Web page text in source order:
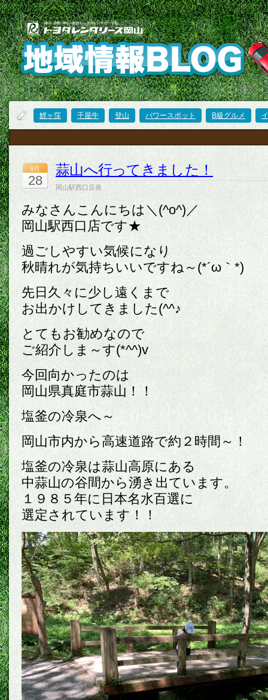
鯉ヶ窪 千屋牛 登山 パワースポット B級グルメ
9月
28
蒜山へ行ってきました！
岡山駅西口店発
みなさんこんにちは＼(^o^)／
岡山駅西口店です★
過ごしやすい気候になり
秋晴れが気持ちいいですね～(*´ω｀*)
先日久々に少し遠くまで
お出かけしてきました(^^♪
とてもお勧めなので
ご紹介しま～す(*^^)v
今回向かったのは
岡山県真庭市蒜山！！
塩釜の冷泉へ～
岡山市内から高速道路で約２時間～！
塩釜の冷泉は蒜山高原にある
中蒜山の谷間から湧き出ています。
１９８５年に日本名水百選に
選定されています！！